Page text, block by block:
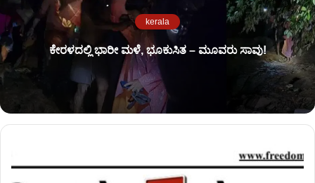
kerala
ಕೇರಳದಲ್ಲಿ ಭಾರೀ ಮಳೆ, ಭೂಕುಸಿತ – ಮೂವರು ಸಾವು!